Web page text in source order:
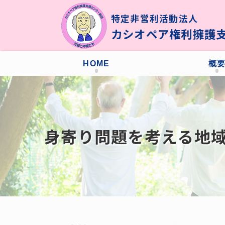
特定非営利活動法人
カシオペア権利擁護
HOME 概
身寄り問題を考える地